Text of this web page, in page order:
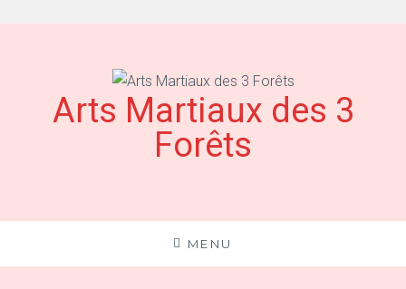
Arts Martiaux des 3
Forêts
MENU